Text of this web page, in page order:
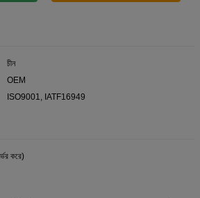
চীন
OEM
ISO9001, IATF16949
করে)